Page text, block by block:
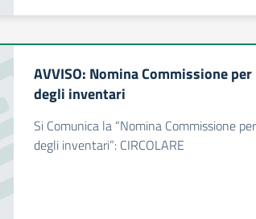
AVVISO: Nomina Commissione
degli inventari
Si Comunica la “Nomina Commissione
degli inventari”: CIRCOLARE